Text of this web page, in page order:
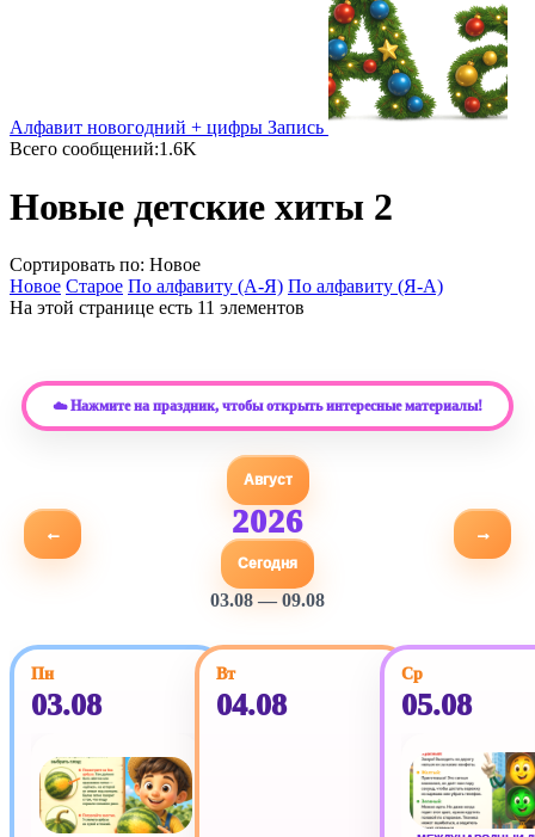
Алфавит новогодний + цифры Запись
Всего сообщений:1.6K
Новые детские хиты 2
Сортировать по: Новое
Новое Старое По алфавиту (А-Я) По алфавиту (Я-А)
На этой странице есть 11 элементов
☁️ Нажмите на праздник, чтобы открыть интересные материалы!
←
Август
2026
Сегодня
03.08 — 09.08
→
Пн
03.08
Вт
04.08
Ср
05.08